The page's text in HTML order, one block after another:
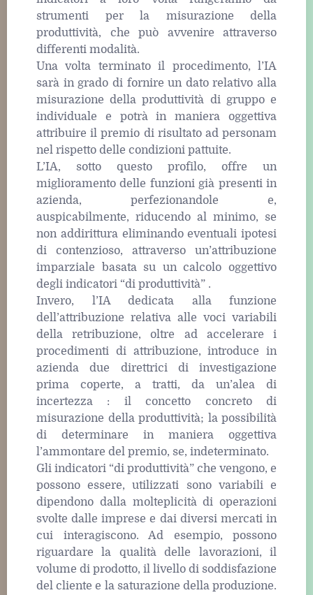
strumenti per la misurazione della
produttività, che può avvenire attraverso
differenti modalità.
Una volta terminato il procedimento, l’IA
sarà in grado di fornire un dato relativo alla
misurazione della produttività di gruppo e
individuale e potrà in maniera oggettiva
attribuire il premio di risultato ad personam
nel rispetto delle condizioni pattuite.
L’IA, sotto questo profilo, offre un
miglioramento delle funzioni già presenti in
azienda, perfezionandole e,
auspicabilmente, riducendo al minimo, se
non addirittura eliminando eventuali ipotesi
di contenzioso, attraverso un’attribuzione
imparziale basata su un calcolo oggettivo
degli indicatori “di produttività” .
Invero, l’IA dedicata alla funzione
dell’attribuzione relativa alle voci variabili
della retribuzione, oltre ad accelerare i
procedimenti di attribuzione, introduce in
azienda due direttrici di investigazione
prima coperte, a tratti, da un’alea di
incertezza : il concetto concreto di
misurazione della produttività; la possibilità
di determinare in maniera oggettiva
l’ammontare del premio, se, indeterminato.
Gli indicatori “di produttività” che vengono, e
possono essere, utilizzati sono variabili e
dipendono dalla molteplicità di operazioni
svolte dalle imprese e dai diversi mercati in
cui interagiscono. Ad esempio, possono
riguardare la qualità delle lavorazioni, il
volume di prodotto, il livello di soddisfazione
del cliente e la saturazione della produzione.